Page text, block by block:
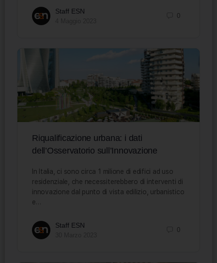
Staff ESN
0
Riqualificazione urbana: i dati
dell’Osservatorio sull’Innovazione
In Italia, ci sono circa 1 milione di edifici ad uso
residenziale, che necessiterebbero di interventi di
innovazione dal punto di vista edilizio, urbanistico
e…
Staff ESN
0